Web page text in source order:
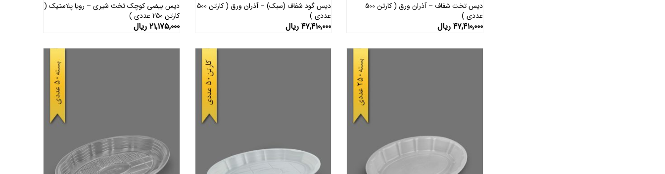
دیس تخت شفاف – آذران ورق ( کارتن 500
عددی )
۴۷,۴۱۰,۰۰۰ ریال
دیس گود شفاف (سبک) – آذران ورق ( کارتن 500
عددی )
۴۷,۴۱۰,۰۰۰ ریال
افزودن به سبد خرید
دیس بیضی کوچک تخت شیری – رویا پلاستیک (
کارتن 250 عددی )
۲۱,۱۷۵,۰۰۰ ریال